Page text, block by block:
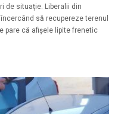
de situație. Liberalii din
să recupereze terenul
pare că afișele lipite frenetic